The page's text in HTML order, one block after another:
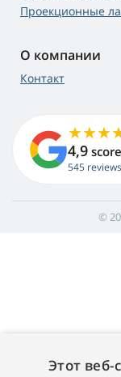
Проекционные
О компании
Контакт
4,9 score
545 reviews
©
Этот